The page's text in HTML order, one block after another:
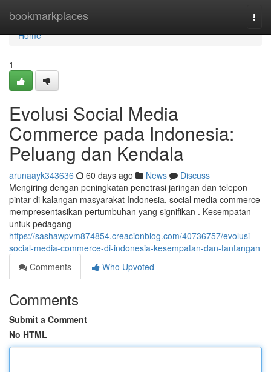
bookmarkplaces
Home
Home
1
Evolusi Social Media
Commerce pada Indonesia:
Peluang dan Kendala
arunaayk343636 60 days ago News
Discuss
Mengiring dengan peningkatan penetrasi jaringan dan telepon
pintar di kalangan masyarakat Indonesia, social media commerce
mempresentasikan pertumbuhan yang signifikan . Kesempatan
untuk pedagang
https://sashawpvm874854.creacionblog.com/40736757/evolusi-
social-media-commerce-di-indonesia-kesempatan-dan-tantangan
Comments
Who Upvoted
Comments
Submit a Comment
No HTML